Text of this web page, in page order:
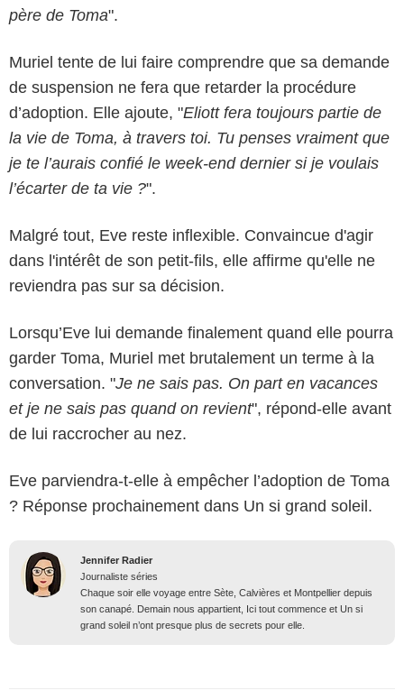
père de Toma".
Muriel tente de lui faire comprendre que sa demande
de suspension ne fera que retarder la procédure
d’adoption. Elle ajoute, "Eliott fera toujours partie de
la vie de Toma, à travers toi. Tu penses vraiment que
je te l’aurais confié le week-end dernier si je voulais
l’écarter de ta vie ?".
Malgré tout, Eve reste inflexible. Convaincue d'agir
dans l'intérêt de son petit-fils, elle affirme qu'elle ne
reviendra pas sur sa décision.
Lorsqu’Eve lui demande finalement quand elle pourra
garder Toma, Muriel met brutalement un terme à la
conversation. "Je ne sais pas. On part en vacances
et je ne sais pas quand on revient", répond-elle avant
de lui raccrocher au nez.
Eve parviendra-t-elle à empêcher l’adoption de Toma
? Réponse prochainement dans Un si grand soleil.
Jennifer Radier
Journaliste séries
Chaque soir elle voyage entre Sète, Calvières et Montpellier depuis
son canapé. Demain nous appartient, Ici tout commence et Un si
grand soleil n’ont presque plus de secrets pour elle.